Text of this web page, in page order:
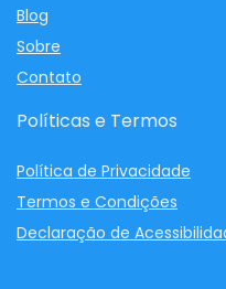
Blog
Sobre
Contato
Políticas e Termos
Política de Privacidade
Termos e Condições
Declaração de